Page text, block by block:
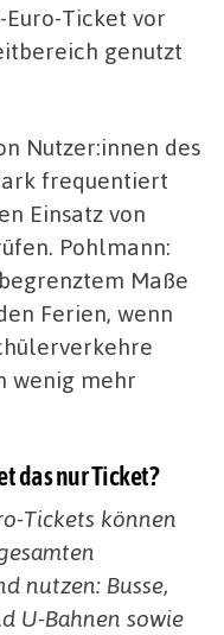
Euro-Ticket vor
genutzt
Nutzer:innen des
frequentiert
Einsatz von
Pohlmann:
Maße
Ferien, wenn
wenig mehr
das nur Ticket?
Tickets können
nutzen: Busse,
U-​Bahnen sowie